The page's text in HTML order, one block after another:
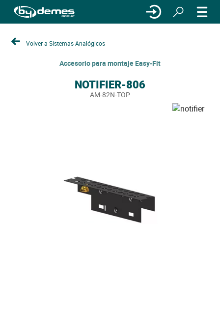
Volver a Sistemas Analógicos
Accesorio para montaje Easy-Fit
NOTIFIER-806
AM-82N-TOP